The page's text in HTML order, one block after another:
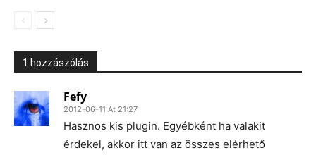
1 hozzászólás
Fefy
2012-06-11 At 21:27
Hasznos kis plugin. Egyébként ha valakit
érdekel, akkor itt van az összes elérhető